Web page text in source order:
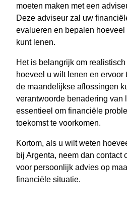
moeten maken met een
Deze adviseur zal uw
evalueren en bepalen hoeveel
kunt lenen.
Het is belangrijk om
hoeveel u wilt lenen en ervoor
de maandelijkse aflossingen
verantwoorde benadering van
essentieel om financiële
toekomst te voorkomen.
Kortom, als u wilt weten
bij Argenta, neem dan contact
voor persoonlijk advies op
financiële situatie.